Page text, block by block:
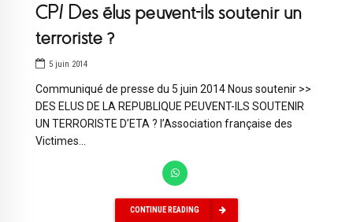
CP/ Des élus peuvent-ils soutenir un
terroriste ?
5 juin 2014
Communiqué de presse du 5 juin 2014 Nous soutenir >>
DES ELUS DE LA REPUBLIQUE PEUVENT-ILS SOUTENIR
UN TERRORISTE D’ETA ? l’Association française des
Victimes...
CONTINUE READING